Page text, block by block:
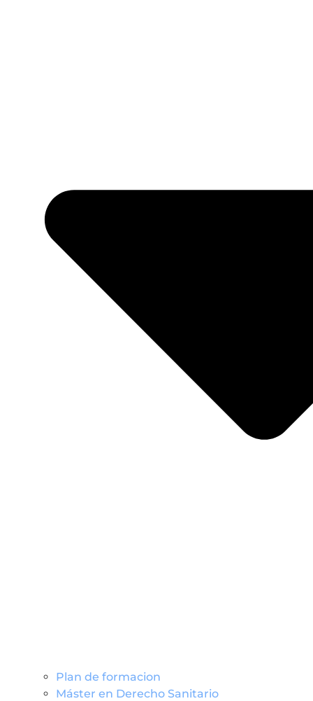
Plan de formacion
Máster en Derecho Sanitario